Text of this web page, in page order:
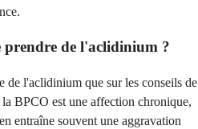
prendre de l'aclidinium ?
de l'aclidinium que sur les conseils de
BPCO est une affection chronique,
entraîne souvent une aggravation